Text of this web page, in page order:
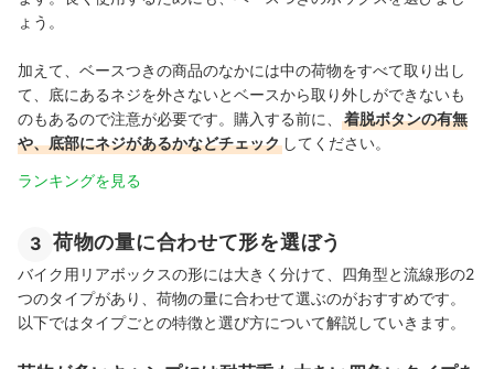
ょう。
加えて、ベースつきの商品のなかには中の荷物をすべて取り出し
て、底にあるネジを外さないとベースから取り外しができないも
のもあるので注意が必要です。購入する前に、
着脱ボタンの有無
や、底部にネジがあるかなどチェック してください。
ランキングを見る
3 荷物の量に合わせて形を選ぼう
バイク用リアボックスの形には大きく分けて、四角型と流線形の2
つのタイプがあり、荷物の量に合わせて選ぶのがおすすめです。
以下ではタイプごとの特徴と選び方について解説していきます。